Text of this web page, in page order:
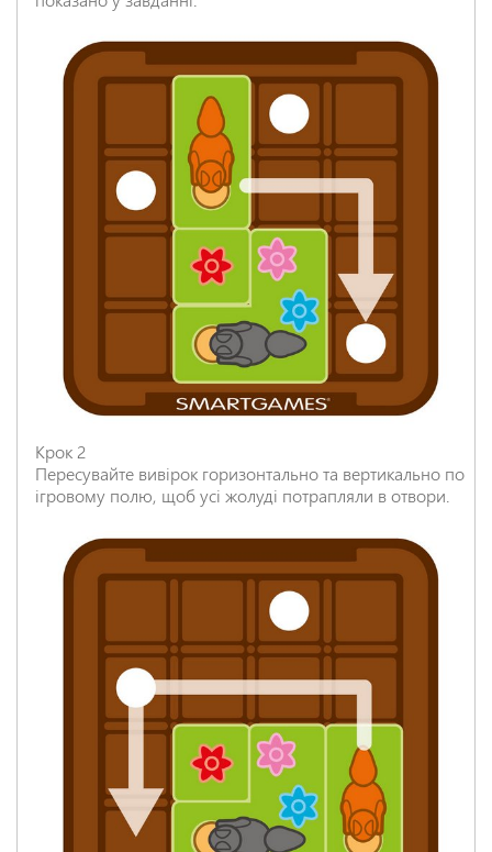
Крок 2
Пересувайте вивірок горизонтально та вертикально по
ігровому полю, щоб усі жолуді потрапляли в отвори.